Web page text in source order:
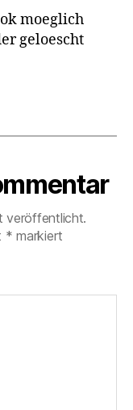
moeglich
geloescht
veröffentlicht.
* markiert